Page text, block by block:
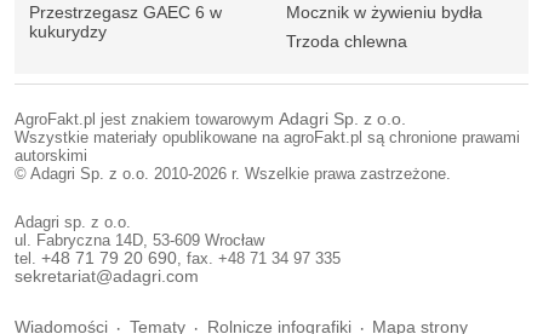
Przestrzegasz GAEC 6 w
kukurydzy
Mocznik w żywieniu bydła
Trzoda chlewna
AgroFakt.pl jest znakiem towarowym Adagri Sp. z o.o.
Wszystkie materiały opublikowane na agroFakt.pl są chronione prawami
autorskimi
© Adagri Sp. z o.o. 2010-2026 r. Wszelkie prawa zastrzeżone.
Adagri sp. z o.o.
ul. Fabryczna 14D, 53-609 Wrocław
tel. +48 71 79 20 690, fax. +48 71 34 97 335
sekretariat@adagri.com
Wiadomości Tematy Rolnicze infografiki Mapa strony